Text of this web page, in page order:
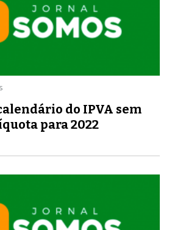
do IPVA sem
para 2022